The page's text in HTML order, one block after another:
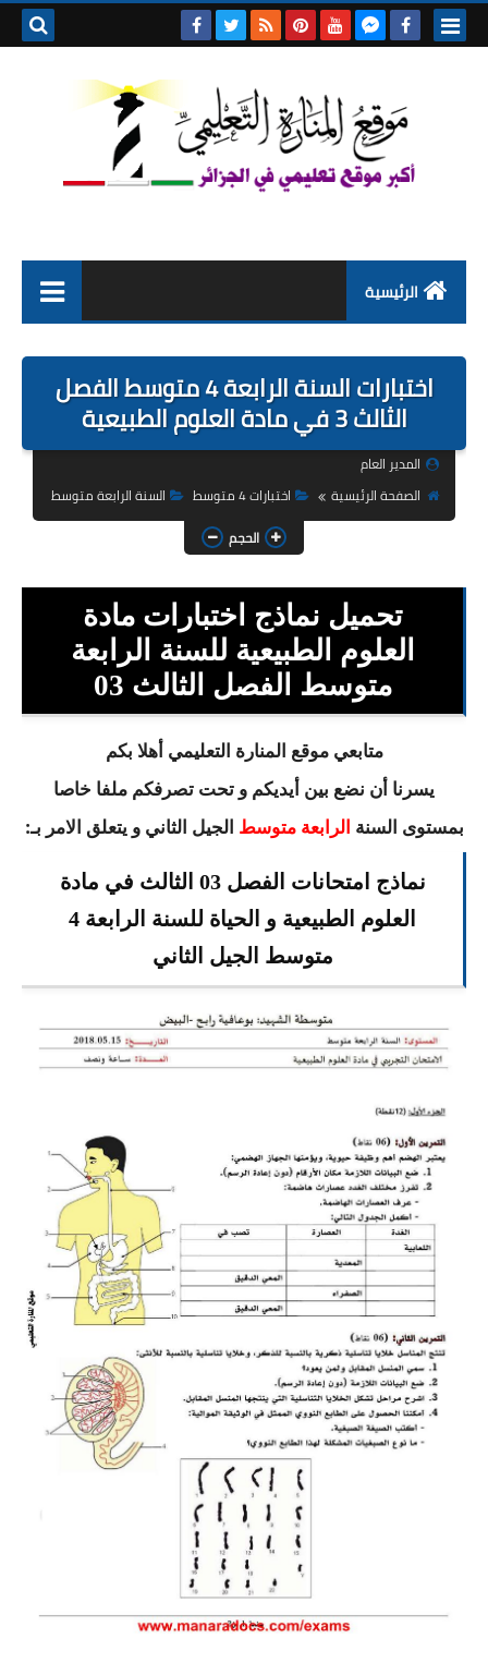
الرئيسية
التربية التحضيرية
السنة الاولى ابتدائي
السنة الثانية ابتدائي
السنة الثالثة ابتدائي
السنة الرابعة ابتدائي
السنة الخامسة ابتدائي
شهادة التعليم الابتدائي
تزيين القسم
التعليم المتوسط
السنة الاولى متوسط
السنة الثانية متوسط
السنة الثالثة متوسط
السنة الرابعة متوسط
شهادة التعليم المتوسط
بنك مذكرات الاستاذ
بنك التوزيعات الشهرية
دفاتر استاذ التعليم الابتدائي
المسابقات المهنية
البحوث الجاهزة
بحوث اللغة العربية
بحوث الرياضيات
بحوث التاريخ و الجغرافيا
بحوث الفيزياء و الكيمياء
اختبارات السنة الرابعة 4 متوسط الفصل
الثالث 3 في مادة العلوم الطبيعية
المدير العام
الصفحة الرئيسية
اختبارات 4 متوسط
السنة الرابعة متوسط
الحجم
تحميل نماذج اختبارات مادة
العلوم الطبيعية للسنة الرابعة
متوسط الفصل الثالث 03
متابعي موقع المنارة التعليمي أهلا بكم
يسرنا أن نضع بين أيديكم و تحت تصرفكم ملفا خاصا
بمستوى السنة الرابعة متوسط الجيل الثاني و يتعلق الامر بـ:
نماذج امتحانات الفصل 03 الثالث في مادة
العلوم الطبيعية و الحياة للسنة الرابعة 4
متوسط الجيل الثاني